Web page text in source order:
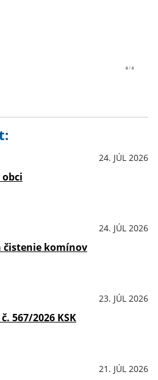
24. JÚL 2026
24. JÚL 2026
čistenie komínov
23. JÚL 2026
567/2026 KSK
21. JÚL 2026